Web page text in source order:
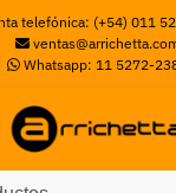
telefónica: (+54) 011
Whatsapp: 11 5272-